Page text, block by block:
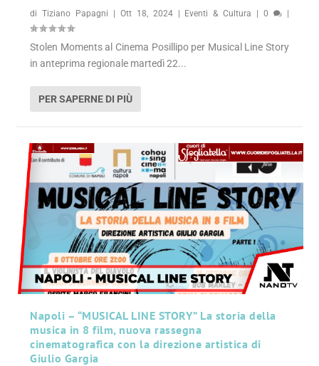
diTiziano Papagni Ott 18, 2024| Eventi & Cultura 0 |
Stolen Moments al Cinema Posillipo per Musical Line Story
in anteprima regionale martedì 22...
PER SAPERNE DI PIÙ
Napoli – “MUSICAL LINE STORY” La storia della
musica in 8 film, nuova rassegna
cinematografica con la direzione artistica di
Giulio Gargia